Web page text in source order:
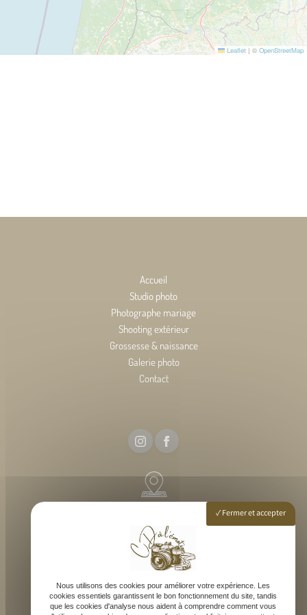
Leaflet | © OpenStreetMap
Accueil
Studio photo
Photographe mariage
Shooting extérieur
Grossesse & naissance
Galerie photo
Contact
54 rue elise deroche, 33127 Martignas-sur-JalleFermer et accepter
Nous utilisons des cookies pour améliorer votre expérience. Les
cookies essentiels garantissent le bon fonctionnement du site, tandis
que les cookies d'analyse nous aident à comprendre comment vous